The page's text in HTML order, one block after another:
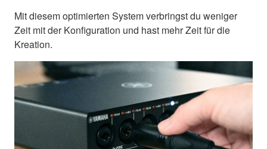
Mit diesem optimierten System verbringst du weniger
Zeit mit der Konfiguration und hast mehr Zeit für die
Kreation.